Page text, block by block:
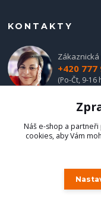
KONTAKTY
+420 777
(Po-Čt, 9-16
Náš e-shop a
cookies, aby Vám